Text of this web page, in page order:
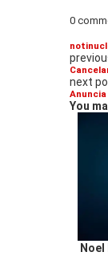
0
next
Anuncia
You